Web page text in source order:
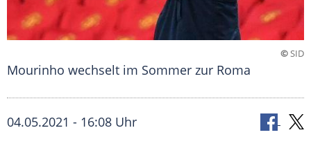
©SID
Mourinho wechselt im Sommer zur Roma
04.05.2021 - 16:08 Uhr